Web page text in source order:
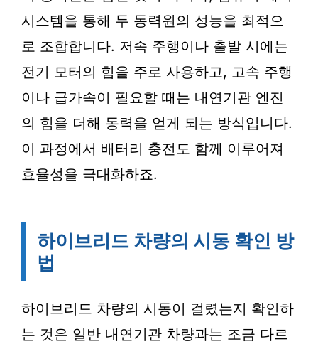
시스템을 통해 두 동력원의 성능을 최적으
로 조합합니다. 저속 주행이나 출발 시에는
전기 모터의 힘을 주로 사용하고, 고속 주행
이나 급가속이 필요할 때는 내연기관 엔진
의 힘을 더해 동력을 얻게 되는 방식입니다.
이 과정에서 배터리 충전도 함께 이루어져
효율성을 극대화하죠.
하이브리드 차량의 시동 확인 방
법
하이브리드 차량의 시동이 걸렸는지 확인하
는 것은 일반 내연기관 차량과는 조금 다르